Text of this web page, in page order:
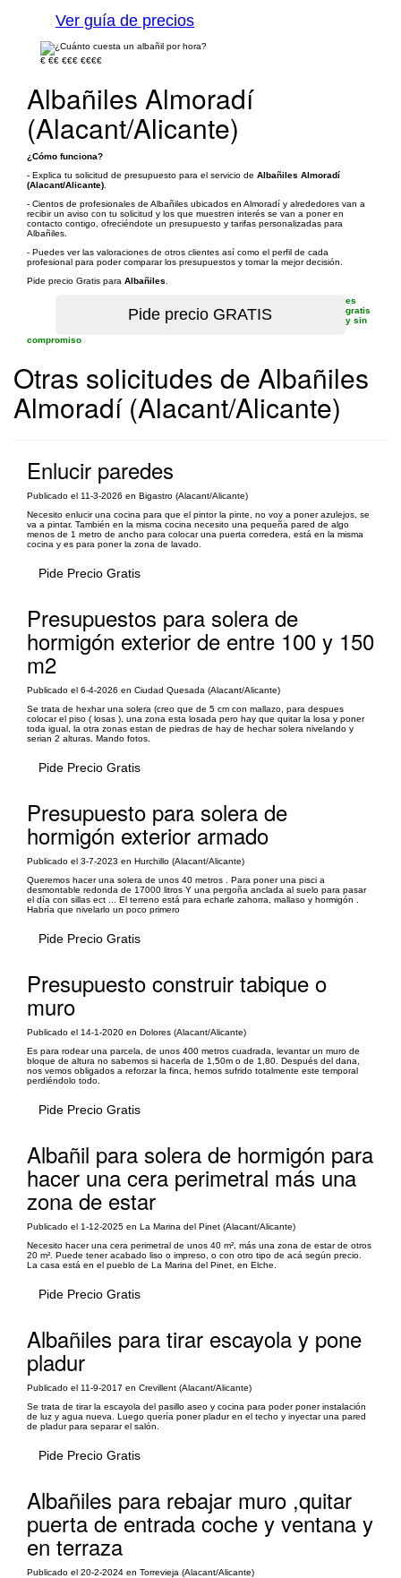
Ver guía de precios
€ €€ €€€ €€€€
Albañiles Almoradí
(Alacant/Alicante)
¿Cómo funciona?
- Explica tu solicitud de presupuesto para el servicio de Albañiles Almoradí
(Alacant/Alicante)
- Cientos de profesionales de Albañiles ubicados en Almoradí y alrededores van a
recibir un aviso con tu solicitud y los que muestren interés se van a poner en
contacto contigo, ofreciéndote un presupuesto y tarifas personalizadas para
Albañiles.
- Puedes ver las valoraciones de otros clientes así como el perfil de cada
profesional para poder comparar los presupuestos y tomar la mejor decisión.
Pide precio Gratis para Albañiles
es
gratis
y sin
compromiso
Otras solicitudes de Albañiles
Almoradí (Alacant/Alicante)
Enlucir paredes
Publicado el 11-3-2026 en Bigastro (Alacant/Alicante)
Necesito enlucir una cocina para que el pintor la pinte, no voy a poner azulejos, se
va a pintar. También en la misma cocina necesito una pequeña pared de algo
menos de 1 metro de ancho para colocar una puerta corredera, está en la misma
cocina y es para poner la zona de lavado.
Pide Precio Gratis
Presupuestos para solera de
hormigón exterior de entre 100 y 150
m2
Publicado el 6-4-2026 en Ciudad Quesada (Alacant/Alicante)
Se trata de hexhar una solera (creo que de 5 cm con mallazo, para despues
colocar el piso ( losas ), una zona esta losada pero hay que quitar la losa y poner
toda igual, la otra zonas estan de piedras de hay de hechar solera nivelando y
serian 2 alturas. Mando fotos.
Pide Precio Gratis
Presupuesto para solera de
hormigón exterior armado
Publicado el 3-7-2023 en Hurchillo (Alacant/Alicante)
Queremos hacer una solera de unos 40 metros . Para poner una pisci a
desmontable redonda de 17000 litros Y una pergoña anclada al suelo para pasar
el día con sillas ect ... El terreno está para echarle zahorra, mallaso y hormigón .
Habría que nivelarlo un poco primero
Pide Precio Gratis
Presupuesto construir tabique o
muro
Publicado el 14-1-2020 en Dolores (Alacant/Alicante)
Es para rodear una parcela, de unos 400 metros cuadrada, levantar un muro de
bloque de altura no sabemos si hacerla de 1,50m o de 1,80. Después del dana,
nos vemos obligados a reforzar la finca, hemos sufrido totalmente este temporal
perdiéndolo todo.
Pide Precio Gratis
Albañil para solera de hormigón para
hacer una cera perimetral más una
zona de estar
Publicado el 1-12-2025 en La Marina del Pinet (Alacant/Alicante)
Necesito hacer una cera perimetral de unos 40 m², más una zona de estar de otros
20 m². Puede tener acabado liso o impreso, o con otro tipo de acá según precio.
La casa está en el pueblo de La Marina del Pinet, en Elche.
Pide Precio Gratis
Albañiles para tirar escayola y pone
pladur
Publicado el 11-9-2017 en Crevillent (Alacant/Alicante)
Se trata de tirar la escayola del pasillo aseo y cocina para poder poner instalación
de luz y agua nueva. Luego quería poner pladur en el techo y inyectar una pared
de pladur para separar el salón.
Pide Precio Gratis
Albañiles para rebajar muro ,quitar
puerta de entrada coche y ventana y
en terraza
Publicado el 20-2-2024 en Torrevieja (Alacant/Alicante)